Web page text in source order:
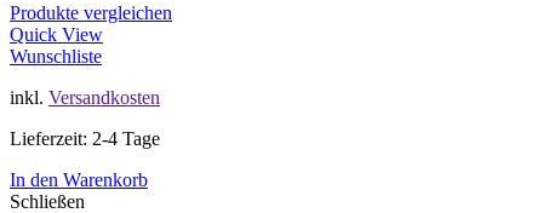
Produkte vergleichen
Quick View
Wunschliste
inkl. Versandkosten
Lieferzeit: 2-4 Tage
In den Warenkorb
Schließen